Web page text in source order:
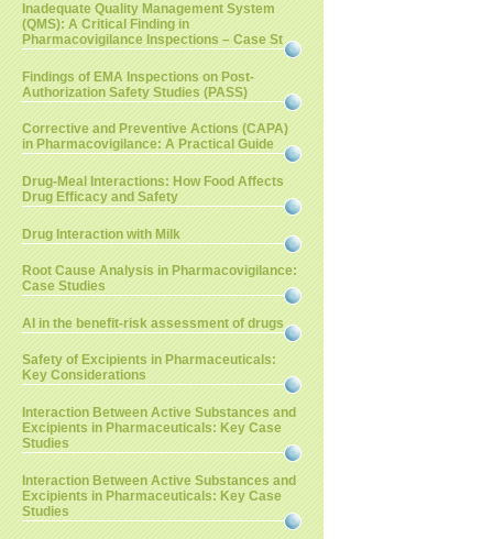
Inadequate Quality Management System
(QMS): A Critical Finding in
Pharmacovigilance Inspections – Case St
Findings of EMA Inspections on Post-
Authorization Safety Studies (PASS)
Corrective and Preventive Actions (CAPA)
in Pharmacovigilance: A Practical Guide
Drug-Meal Interactions: How Food Affects
Drug Efficacy and Safety
Drug Interaction with Milk
Root Cause Analysis in Pharmacovigilance:
Case Studies
AI in the benefit-risk assessment of drugs
Safety of Excipients in Pharmaceuticals:
Key Considerations
Interaction Between Active Substances and
Excipients in Pharmaceuticals: Key Case
Studies
Interaction Between Active Substances and
Excipients in Pharmaceuticals: Key Case
Studies